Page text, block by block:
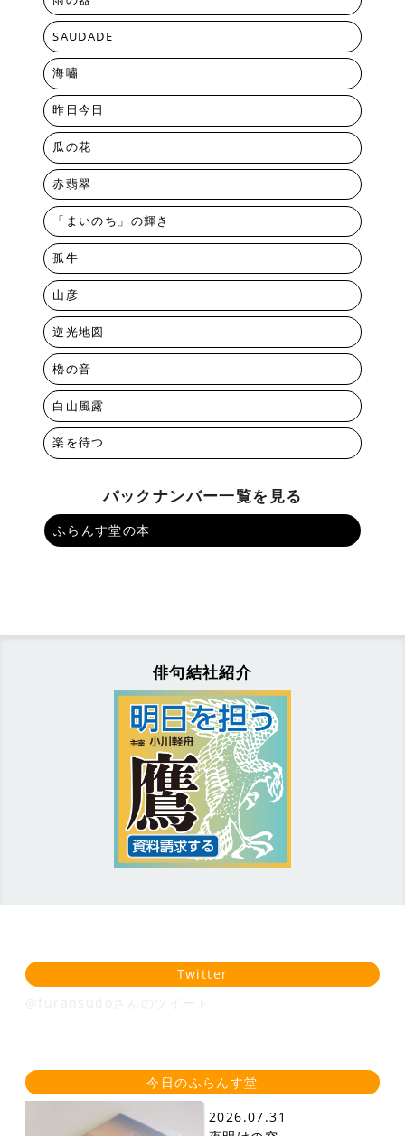
SAUDADE
海嘯
昨日今日
瓜の花
赤翡翠
「まいのち」の輝き
孤牛
山彦
逆光地図
櫓の音
白山風露
楽を待つ
バックナンバー一覧を見る
ふらんす堂の本
俳句結社紹介
Twitter
今日のふらんす堂
2026.07.31